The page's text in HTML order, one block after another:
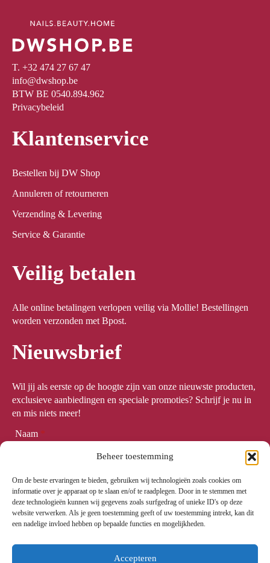
Beheer toestemming
Om de beste ervaringen te bieden, gebruiken wij technologieën zoals cookies om
informatie over je apparaat op te slaan en/of te raadplegen. Door in te stemmen met
deze technologieën kunnen wij gegevens zoals surfgedrag of unieke ID's op deze
website verwerken. Als je geen toestemming geeft of uw toestemming intrekt, kan dit
een nadelige invloed hebben op bepaalde functies en mogelijkheden.
Accepteren
T. +32 474 27 67 47
info@dwshop.be
BTW BE 0540.894.962
Privacybeleid
Klantenservice
Bestellen bij DW Shop
Annuleren of retourneren
Verzending & Levering
Service & Garantie
Veilig betalen
Alle online betalingen verlopen veilig via Mollie! Bestellingen
worden verzonden met Bpost.
Nieuwsbrief
Wil jij als eerste op de hoogte zijn van onze nieuwste producten,
exclusieve aanbiedingen en speciale promoties? Schrijf je nu in
en mis niets meer!
Naam *
Email *
Meld me aan